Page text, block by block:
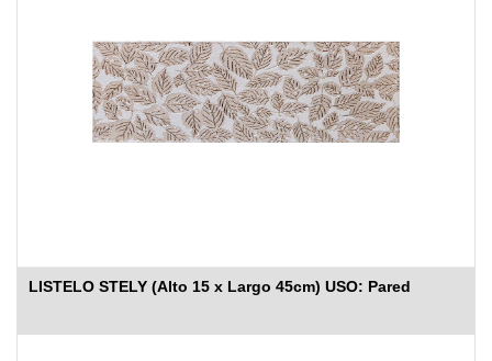
LISTELO STELY (Alto 15 x Largo 45cm) USO: Pared